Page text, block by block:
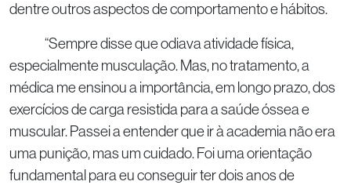
dentre outros aspectos de comportamento e hábitos.
“Sempre disse que odiava atividade física,
especialmente musculação. Mas, no tratamento, a
médica me ensinou a importância, em longo prazo, dos
exercícios de carga resistida para a saúde óssea e
muscular. Passei a entender que ir à academia não era
uma punição, mas um cuidado. Foi uma orientação
fundamental para eu conseguir ter dois anos de